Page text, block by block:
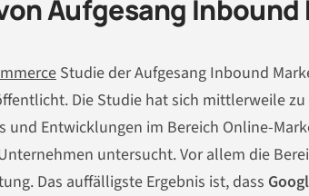
Aufgesang
Studie der Aufgesang Inbound
Die Studie hat sich mittlerweile
und Entwicklungen im Bereich Online-
untersucht. Vor allem die
Das auffälligste Ergebnis ist, dass